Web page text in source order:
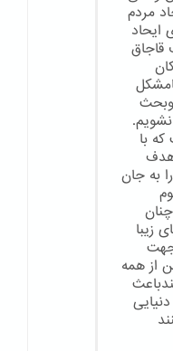
مردم
ایحاد
قاجاق
وبحث
با
به جان
زیبا
از همه